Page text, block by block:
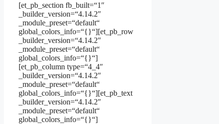
[et_pb_section fb_built=“1″
_builder_version=“4.14.2″
_module_preset=“default“
global_colors_info=“{}“][et_pb_row
_builder_version=“4.14.2″
_module_preset=“default“
global_colors_info=“{}“]
[et_pb_column type=“4_4″
_builder_version=“4.14.2″
_module_preset=“default“
global_colors_info=“{}“][et_pb_text
_builder_version=“4.14.2″
_module_preset=“default“
global_colors_info=“{}“]